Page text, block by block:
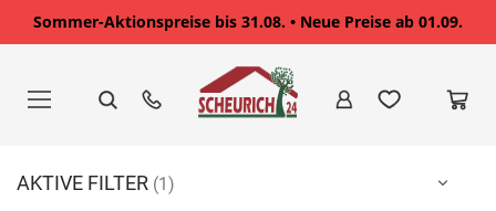
Sommer-Aktionspreise bis 31.08. • Neue Preise ab 01.09.
springen
AKTIVE FILTER